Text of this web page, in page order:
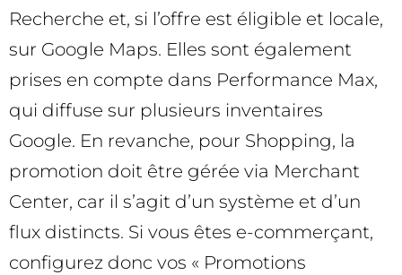
Recherche et, si l’offre est éligible et locale,
sur Google Maps. Elles sont également
prises en compte dans Performance Max,
qui diffuse sur plusieurs inventaires
Google. En revanche, pour Shopping, la
promotion doit être gérée via Merchant
Center, car il s’agit d’un système et d’un
flux distincts. Si vous êtes e-commerçant,
configurez donc vos « Promotions